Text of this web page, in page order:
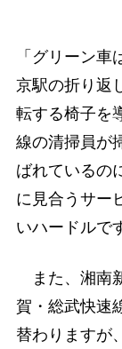
「グリーン
京駅の折り返
転する椅子を
線の清掃員が
ばれているの
に見合うサー
いハードルで
また、湘南
賀・総武快速
替わりますが